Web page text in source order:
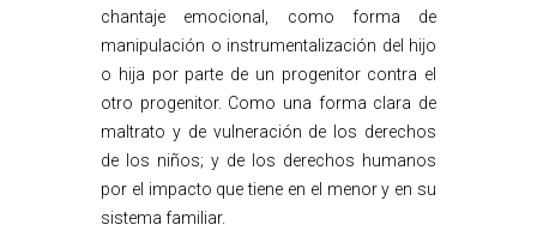
chantaje emocional, como forma de
manipulación o instrumentalización del hijo
o hija por parte de un progenitor contra el
otro progenitor. Como una forma clara de
maltrato y de vulneración de los derechos
de los niños; y de los derechos humanos
por el impacto que tiene en el menor y en su
sistema familiar.